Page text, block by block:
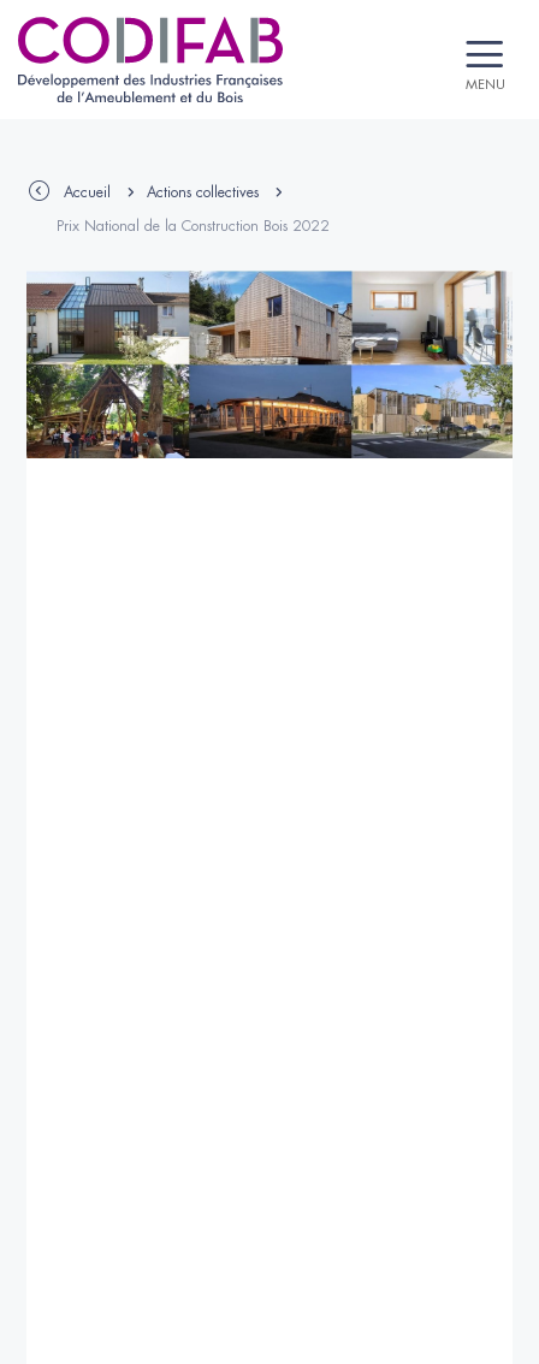
MENU
Accueil Actions collectives
Prix National de la Construction Bois 2022